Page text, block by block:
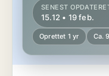
SENEST
15.12 • 19 feb.
Oprettet 1 yr Ca.